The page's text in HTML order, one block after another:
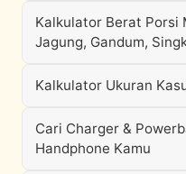
Kalkulator Berat Porsi
Jagung, Gandum,
Kalkulator Ukuran
Cari Charger &
Handphone Kamu